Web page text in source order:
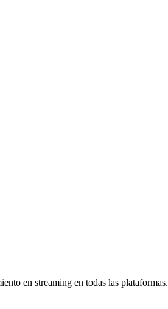
en streaming en todas las plataformas.